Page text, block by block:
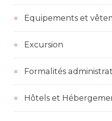
Equipements et
Excursion
Formalités
Hôtels et